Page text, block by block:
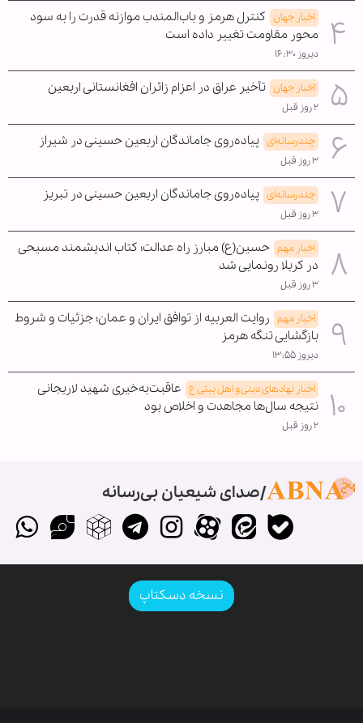
اخبار جهان کنترل هرمز و باب‌المندب موازنه قدرت را به سود
محور مقاومت تغییر داده است
دیروز ۱۶:۳۰
اخبار جهان تأخیر عراق در اعزام زائران افغانستانی اربعین
۲ روز قبل
چندرسانه‌ای پیاده‌روی جاماندگان اربعین حسینی در شیراز
۳ روز قبل
چندرسانه‌ای پیاده‌روی جاماندگان اربعین حسینی در تبریز
۳ روز قبل
اخبار مهم حسین(ع) مبارز راه عدالت؛ کتاب اندیشمند مسیحی
در کربلا رونمایی شد
۳ روز قبل
اخبار مهم روایت العربیه از توافق ایران و عمان؛ جزئیات و شروط
بازگشایی تنگه هرمز
دیروز ۱۳:۵۵
اخبار نهادهای دینی و اهل بیتی ع عاقبت‌به‌خیری شهید لاریجانی
نتیجه سال‌ها مجاهدت و اخلاص بود
۲ روز قبل
صدای شیعیان بی‌رسانه
نسخه دسکتاپ